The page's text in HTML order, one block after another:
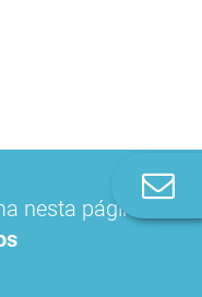
nesta página?